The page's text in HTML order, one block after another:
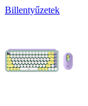
Billentyűzetek